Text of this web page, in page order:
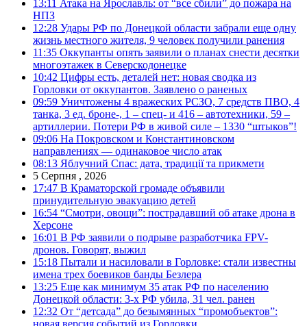
13:11 Атака на Ярославль: от “все сбили” до пожара на
НПЗ
12:28 Удары РФ по Донецкой области забрали еще одну
жизнь местного жителя, 9 человек получили ранения
11:35 Оккупанты опять заявили о планах снести десятки
многоэтажек в Северскодонецке
10:42 Цифры есть, деталей нет: новая сводка из
Горловки от оккупантов. Заявлено о раненых
09:59 Уничтожены 4 вражеских РСЗО, 7 средств ПВО, 4
танка, 3 ед. броне-, 1 – спец- и 416 – автотехники, 59 –
артиллерии. Потери РФ в живой силе – 1330 “штыков”!
09:06 На Покровском и Константиновском
направлениях — одинаковое число атак
08:13 Яблучний Спас: дата, традиції та прикмети
5 Серпня , 2026
17:47 В Краматорской громаде объявили
принудительную эвакуацию детей
16:54 “Смотри, овощи”: пострадавший об атаке дрона в
Херсоне
16:01 В РФ заявили о подрыве разработчика FPV-
дронов. Говорят, выжил
15:18 Пытали и насиловали в Горловке: стали известны
имена трех боевиков банды Безлера
13:25 Еще как минимум 35 атак РФ по населению
Донецкой области: 3-х РФ убила, 31 чел. ранен
12:32 От “детсада” до безымянных “промобъектов”:
новая версия событий из Горловки